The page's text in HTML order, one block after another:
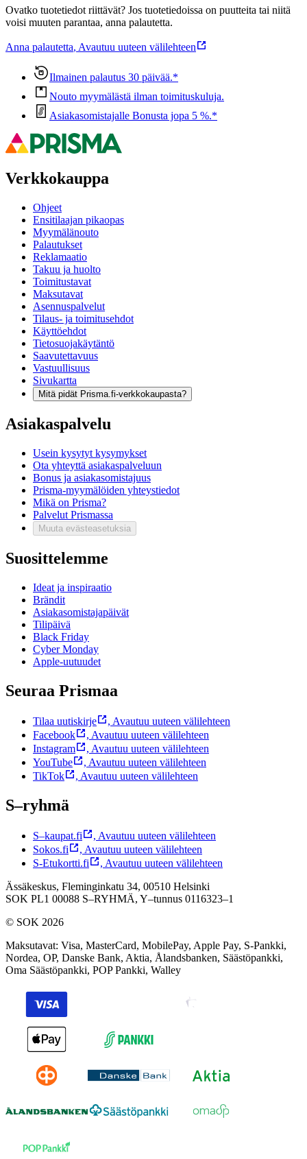
Ovatko tuotetiedot riittävät? Jos tuotetiedoissa on puutteita tai niitä
voisi muuten parantaa, anna palautetta.
Anna palautetta, Avautuu uuteen välilehteen
Ilmainen palautus 30 päivää.*
Nouto myymälästä ilman toimituskuluja.
Asiakasomistajalle Bonusta jopa 5 %.*
Verkkokauppa
Ohjeet
Ensitilaajan pikaopas
Myymälänouto
Palautukset
Reklamaatio
Takuu ja huolto
Toimitustavat
Maksutavat
Asennuspalvelut
Tilaus- ja toimitusehdot
Käyttöehdot
Tietosuojakäytäntö
Saavutettavuus
Vastuullisuus
Sivukartta
Mitä pidät Prisma.fi-verkkokaupasta?
Asiakaspalvelu
Usein kysytyt kysymykset
Ota yhteyttä asiakaspalveluun
Bonus ja asiakasomistajuus
Prisma-myymälöiden yhteystiedot
Mikä on Prisma?
Palvelut Prismassa
Muuta evästeasetuksia
Suosittelemme
Ideat ja inspiraatio
Brändit
Asiakasomistajapäivät
Tilipäivä
Black Friday
Cyber Monday
Apple-uutuudet
Seuraa Prismaa
Tilaa uutiskirje , Avautuu uuteen välilehteen
Facebook
, Avautuu uuteen välilehteen
Instagram
, Avautuu uuteen välilehteen
YouTube
, Avautuu uuteen välilehteen
TikTok
, Avautuu uuteen välilehteen
S–ryhmä
S–kaupat.fi , Avautuu uuteen välilehteen
Sokos.fi
, Avautuu uuteen välilehteen
S-Etukortti.fi
, Avautuu uuteen välilehteen
Ässäkeskus, Fleminginkatu 34, 00510 Helsinki
SOK PL1 00088 S–RYHMÄ, Y–tunnus 0116323–1
© SOK 2026
Maksutavat: Visa, MasterCard, MobilePay, Apple Pay, S-Pankki,
Nordea, OP, Danske Bank, Aktia, Ålandsbanken, Säästöpankki,
Oma Säästöpankki, POP Pankki, Walley